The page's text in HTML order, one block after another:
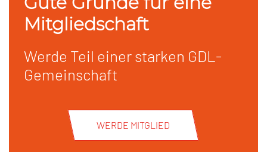
Mitgliedschaft
Werde Teil einer starken GDL-
Gemeinschaft
WERDE MITGLIED